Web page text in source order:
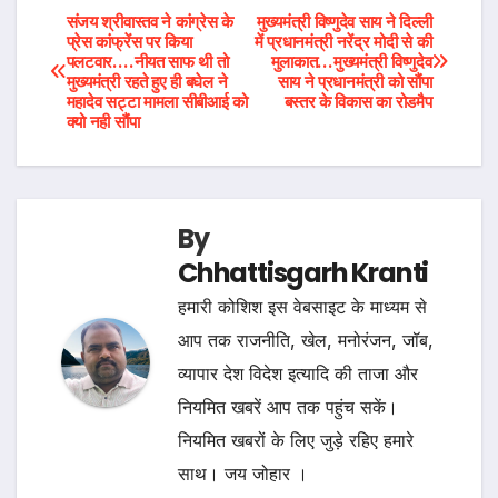
Post
navigation
मुख्यमंत्री विष्णुदेव साय ने दिल्ली
में प्रधानमंत्री नरेंद्र मोदी से की
मुलाकात…मुख्यमंत्री विष्णुदेव
साय ने प्रधानमंत्री को सौंपा
बस्तर के विकास का रोडमैप
संजय श्रीवास्तव ने कांग्रेस के
प्रेस कांफ्रेंस पर किया
पलटवार….नीयत साफ थी तो
मुख्यमंत्री रहते हुए ही बघेल ने
महादेव सट्टा मामला सीबीआई को
क्यो नही सौंपा
By
Chhattisgarh Kranti
हमारी कोशिश इस वेबसाइट के माध्यम से
आप तक राजनीति, खेल, मनोरंजन, जॉब,
व्यापार देश विदेश इत्यादि की ताजा और
नियमित खबरें आप तक पहुंच सकें।
नियमित खबरों के लिए जुड़े रहिए हमारे
साथ। जय जोहार ।